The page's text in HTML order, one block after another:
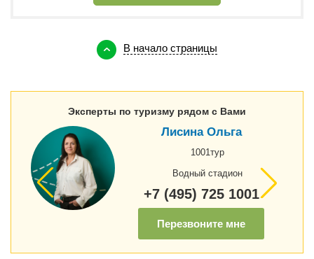
В начало страницы
Эксперты по туризму рядом с Вами
Лисина Ольга
1001тур
Водный стадион
+7 (495) 725 1001
Перезвоните мне